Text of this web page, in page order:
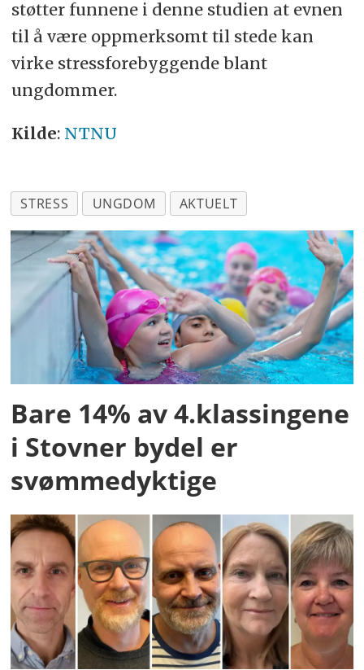
støtter funnene i denne studien at evnen
til å være oppmerksomt til stede kan
virke stressforebyggende blant
ungdommer.
Kilde: NTNU
STRESS UNGDOM AKTUELT
Bare 14% av 4.klassingene
i Stovner bydel er
svømmedyktige